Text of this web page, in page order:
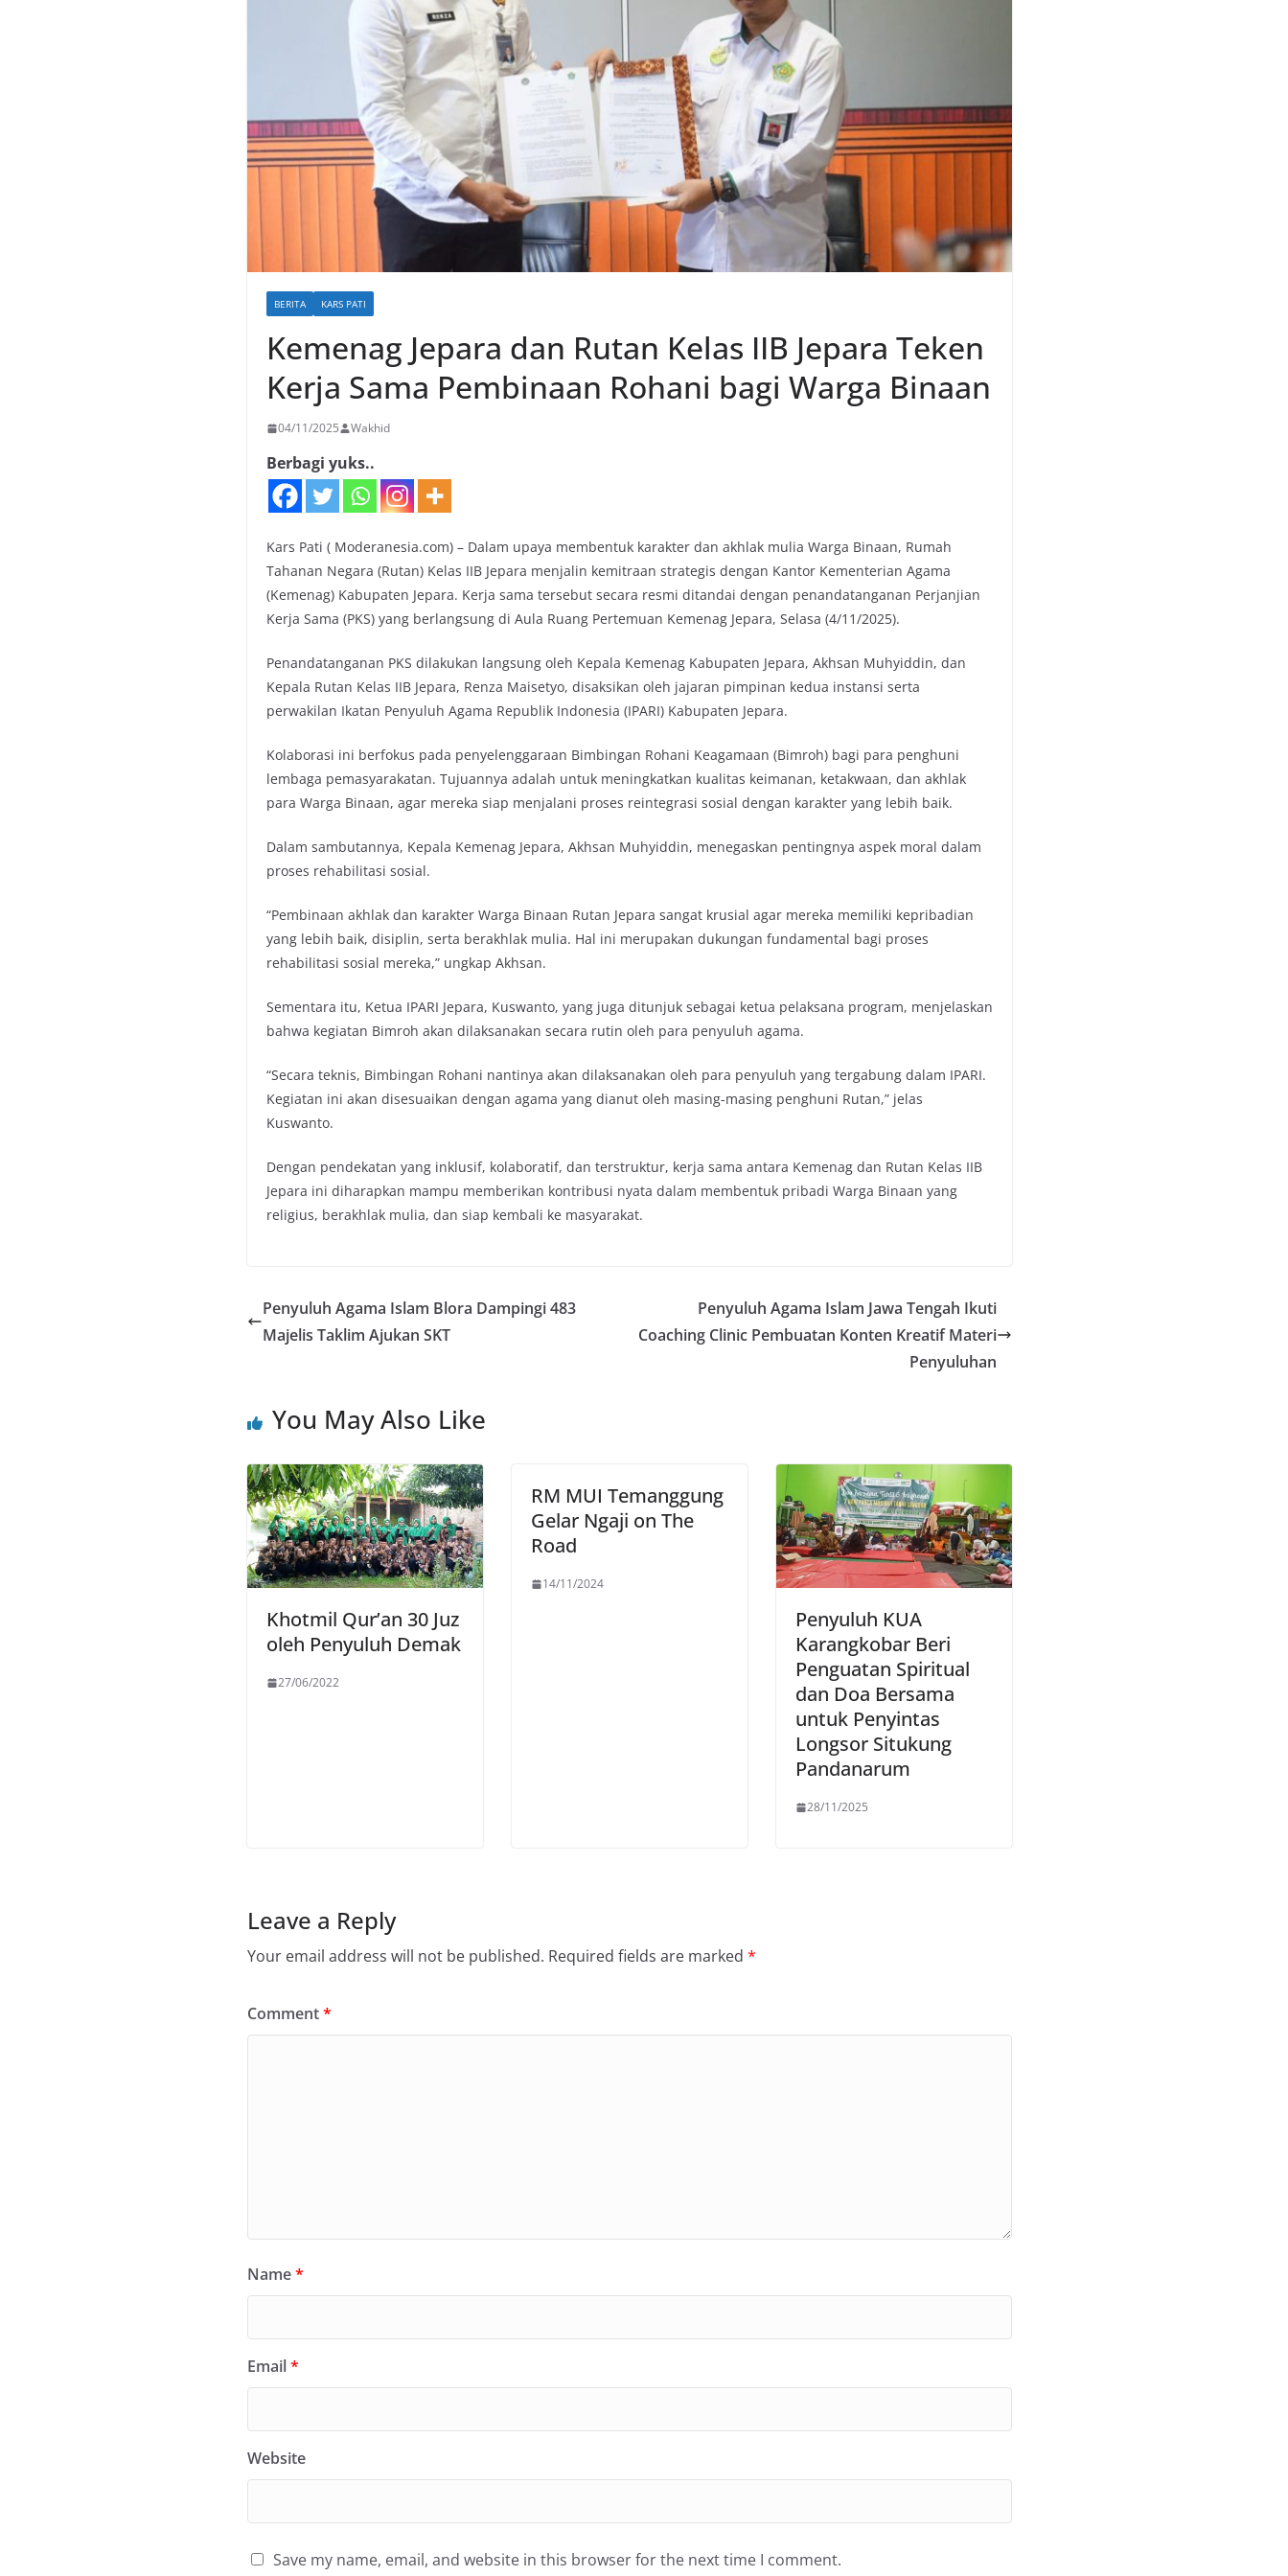
BERITA KARS PATI
Kemenag Jepara dan Rutan Kelas IIB Jepara Teken
Kerja Sama Pembinaan Rohani bagi Warga Binaan
04/11/2025 Wakhid
Berbagi yuks..
Kars Pati ( Moderanesia.com) – Dalam upaya membentuk karakter dan akhlak mulia Warga Binaan, Rumah
Tahanan Negara (Rutan) Kelas IIB Jepara menjalin kemitraan strategis dengan Kantor Kementerian Agama
(Kemenag) Kabupaten Jepara. Kerja sama tersebut secara resmi ditandai dengan penandatanganan Perjanjian
Kerja Sama (PKS) yang berlangsung di Aula Ruang Pertemuan Kemenag Jepara, Selasa (4/11/2025).
Penandatanganan PKS dilakukan langsung oleh Kepala Kemenag Kabupaten Jepara, Akhsan Muhyiddin, dan
Kepala Rutan Kelas IIB Jepara, Renza Maisetyo, disaksikan oleh jajaran pimpinan kedua instansi serta
perwakilan Ikatan Penyuluh Agama Republik Indonesia (IPARI) Kabupaten Jepara.
Kolaborasi ini berfokus pada penyelenggaraan Bimbingan Rohani Keagamaan (Bimroh) bagi para penghuni
lembaga pemasyarakatan. Tujuannya adalah untuk meningkatkan kualitas keimanan, ketakwaan, dan akhlak
para Warga Binaan, agar mereka siap menjalani proses reintegrasi sosial dengan karakter yang lebih baik.
Dalam sambutannya, Kepala Kemenag Jepara, Akhsan Muhyiddin, menegaskan pentingnya aspek moral dalam
proses rehabilitasi sosial.
“Pembinaan akhlak dan karakter Warga Binaan Rutan Jepara sangat krusial agar mereka memiliki kepribadian
yang lebih baik, disiplin, serta berakhlak mulia. Hal ini merupakan dukungan fundamental bagi proses
rehabilitasi sosial mereka,” ungkap Akhsan.
Sementara itu, Ketua IPARI Jepara, Kuswanto, yang juga ditunjuk sebagai ketua pelaksana program, menjelaskan
bahwa kegiatan Bimroh akan dilaksanakan secara rutin oleh para penyuluh agama.
“Secara teknis, Bimbingan Rohani nantinya akan dilaksanakan oleh para penyuluh yang tergabung dalam IPARI.
Kegiatan ini akan disesuaikan dengan agama yang dianut oleh masing-masing penghuni Rutan,” jelas
Kuswanto.
Dengan pendekatan yang inklusif, kolaboratif, dan terstruktur, kerja sama antara Kemenag dan Rutan Kelas IIB
Jepara ini diharapkan mampu memberikan kontribusi nyata dalam membentuk pribadi Warga Binaan yang
religius, berakhlak mulia, dan siap kembali ke masyarakat.
Penyuluh Agama Islam Blora Dampingi 483
Majelis Taklim Ajukan SKT
Penyuluh Agama Islam Jawa Tengah Ikuti
Coaching Clinic Pembuatan Konten Kreatif Materi
Penyuluhan
You May Also Like
Khotmil Qur’an 30 Juz
oleh Penyuluh Demak
27/06/2022
RM MUI Temanggung
Gelar Ngaji on The
Road
14/11/2024
Penyuluh KUA
Karangkobar Beri
Penguatan Spiritual
dan Doa Bersama
untuk Penyintas
Longsor Situkung
Pandanarum
28/11/2025
Leave a Reply
Your email address will not be published. Required fields are marked *
Comment*
Name*
Email*
Website
Save my name, email, and website in this browser for the next time I comment.